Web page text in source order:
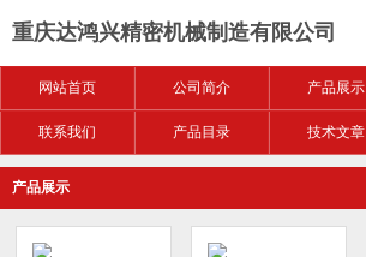
重庆达鸿兴精密机械制造有限公司
网站首页 公司简介 产品展示
联系我们 产品目录 技术文章
产品展示